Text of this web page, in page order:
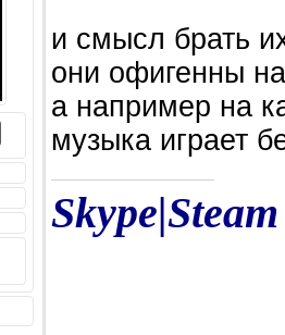
и смысл брать
они офигенны
а например на
музыка играет
Skype|Steam